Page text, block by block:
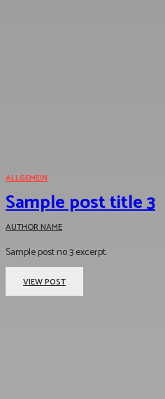
ALLGEMEIN
Sample post title 3
AUTHOR NAME
Sample post no 3 excerpt.
VIEW POST